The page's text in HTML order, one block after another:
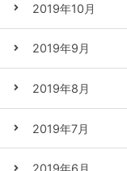
2019年10月
2019年9月
2019年8月
2019年7月